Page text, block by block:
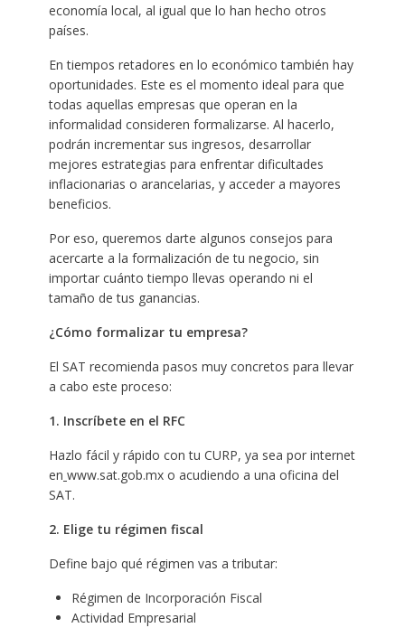
economía local, al igual que lo han hecho otros
países.
En tiempos retadores en lo económico también hay
oportunidades. Este es el momento ideal para que
todas aquellas empresas que operan en la
informalidad consideren formalizarse. Al hacerlo,
podrán incrementar sus ingresos, desarrollar
mejores estrategias para enfrentar dificultades
inflacionarias o arancelarias, y acceder a mayores
beneficios.
Por eso, queremos darte algunos consejos para
acercarte a la formalización de tu negocio, sin
importar cuánto tiempo llevas operando ni el
tamaño de tus ganancias.
¿Cómo formalizar tu empresa?
El SAT recomienda pasos muy concretos para llevar
a cabo este proceso:
1. Inscríbete en el RFC
Hazlo fácil y rápido con tu CURP, ya sea por internet
en www.sat.gob.mx o acudiendo a una oficina del
SAT.
2. Elige tu régimen fiscal
Define bajo qué régimen vas a tributar:
Régimen de Incorporación Fiscal ​
Actividad Empresarial ​